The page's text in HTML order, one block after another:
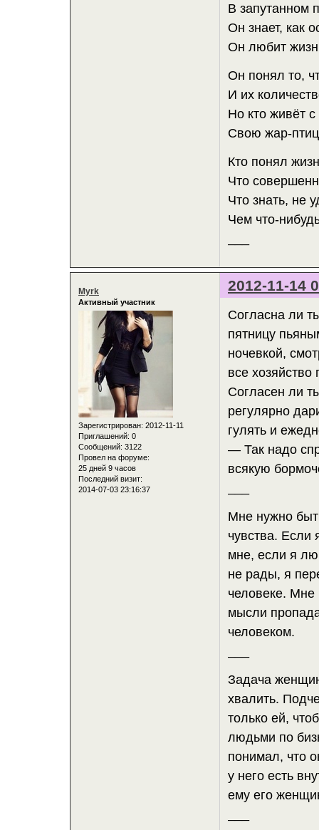
В запутанном
Он знает, как
Он любит
Он понял то,
И их
Но кто живёт
Свою жар-
Кто понял
Что
Что знать, не
Чем что-
2012-11-14
Myrk
Активный участник
Зарегистрирован: 2012-11-11
Приглашений: 0
Сообщений: 3122
Провел на форуме:
25 дней 9 часов
Последний визит:
2014-07-03 23:16:37
Согласна ли
пятницу
ночевкой,
все хозяйство
Согласен ли
регулярно
гулять и
— Так надо
всякую
Мне нужно
чувства. Если
мне, если я
не рады, я
человеке. Мне
мысли
человеком.
Задача
хвалить.
только ей,
людьми по
понимал, что
у него есть
ему его